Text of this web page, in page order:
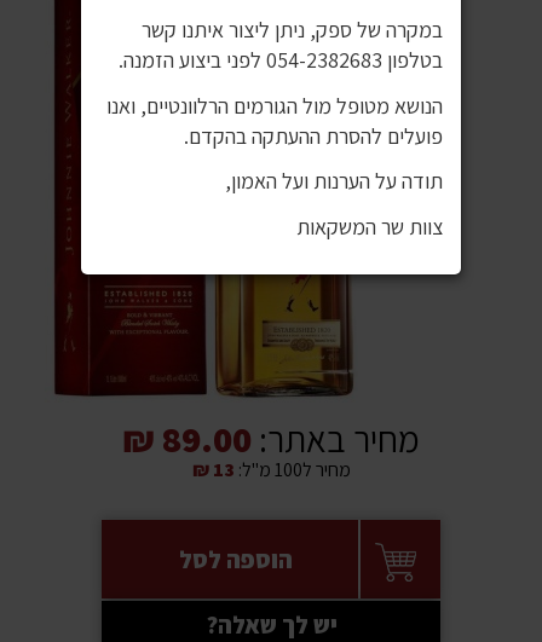
מחיר באתר: 89.00 ₪
מחיר ל100 מ"ל:
הוספה לסל
יש לך שאלה?
במקרה של ספק, ניתן ליצור איתנו קשר
בטלפון 054-2382683 לפני ביצוע הזמנה.
הנושא מטופל מול הגורמים הרלוונטיים, ואנו
פועלים להסרת ההעתקה בהקדם.
תודה על הערנות ועל האמון,
צוות שר המשקאות